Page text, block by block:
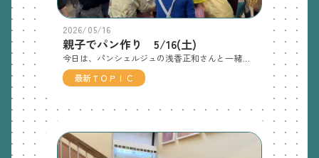
2026/05/16
親子でパン作り 5/16(土)
最新ＴＯＰＩＣ